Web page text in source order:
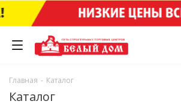
Главная - Каталог
Каталог